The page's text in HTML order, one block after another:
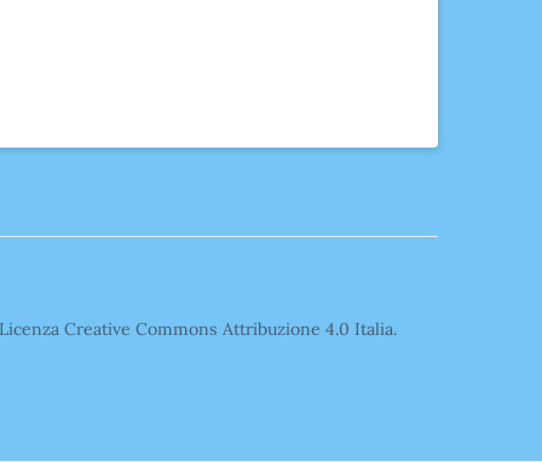
Creative Commons Attribuzione 4.0 Italia.